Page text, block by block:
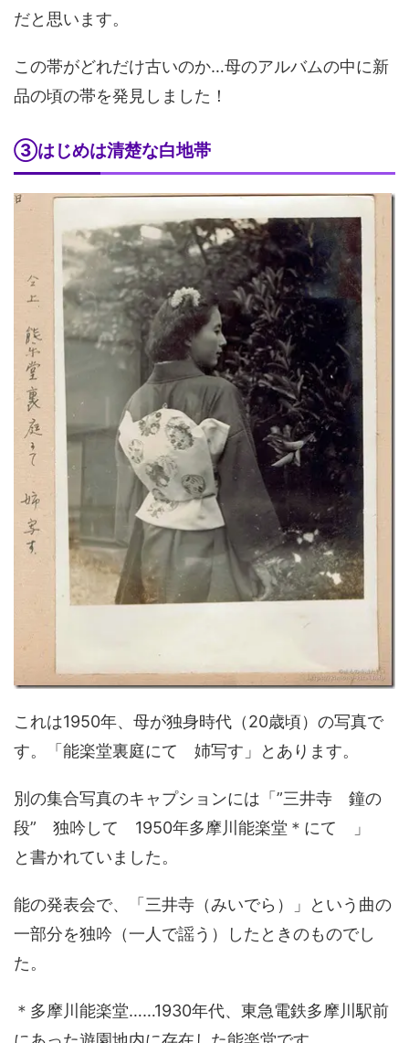
だと思います。
この帯がどれだけ古いのか…母のアルバムの中に新
品の頃の帯を発見しました！
③はじめは清楚な白地帯
これは1950年、母が独身時代（20歳頃）の写真で
す。「能楽堂裏庭にて 姉写す」とあります。
別の集合写真のキャプションには「”三井寺 鐘の
段” 独吟して 1950年多摩川能楽堂＊にて 」
と書かれていました。
能の発表会で、「三井寺（みいでら）」という曲の
一部分を独吟（一人で謡う）したときのものでし
た。
＊多摩川能楽堂……1930年代、東急電鉄多摩川駅前